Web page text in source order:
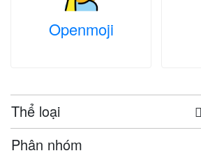
Openmoji
Thể loại
Phân nhóm